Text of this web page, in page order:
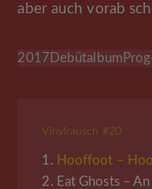
aber auch vorab
2017 Debütalbum
Vinylrausch #20
1. Hooffoot –
2. Eat Ghosts –